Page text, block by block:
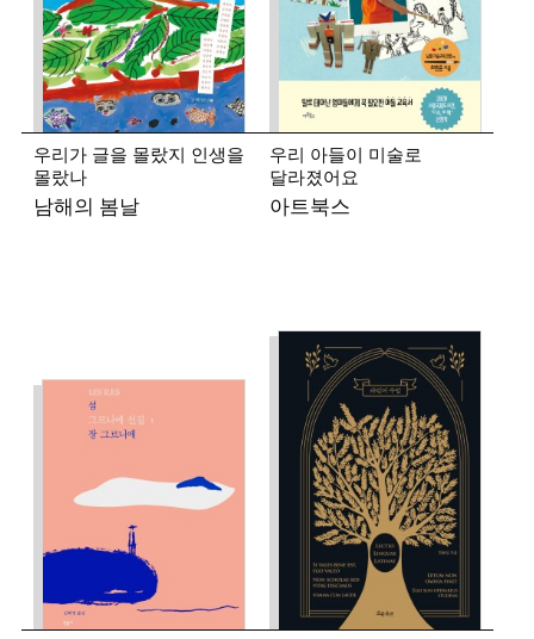
우리가 글을 몰랐지 인생을
몰랐나
남해의 봄날
우리 아들이 미술로
달라졌어요
아트북스